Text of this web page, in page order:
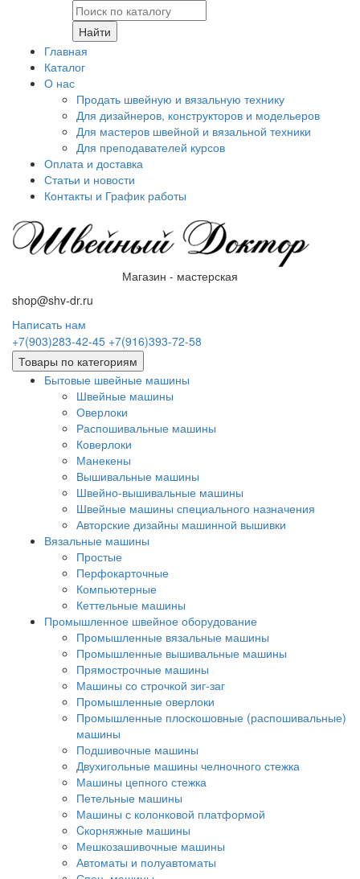
Найти
Главная
Каталог
О нас
Продать швейную и вязальную технику
Для дизайнеров, конструкторов и модельеров
Для мастеров швейной и вязальной техники
Для преподавателей курсов
Оплата и доставка
Статьи и новости
Контакты и График работы
Магазин - мастерская
shop@shv-dr.ru
Написать нам
+7(903)283-42-45 +7(916)393-72-58
Товары по категориям
Бытовые швейные машины
Швейные машины
Оверлоки
Распошивальные машины
Коверлоки
Манекены
Вышивальные машины
Швейно-вышивальные машины
Швейные машины специального назначения
Авторские дизайны машинной вышивки
Вязальные машины
Простые
Перфокарточные
Компьютерные
Кеттельные машины
Промышленное швейное оборудование
Промышленные вязальные машины
Промышленные вышивальные машины
Прямострочные машины
Машины со строчкой зиг-заг
Промышленные оверлоки
Промышленные плоскошовные (распошивальные)
машины
Подшивочные машины
Двухигольные машины челночного стежка
Машины цепного стежка
Петельные машины
Машины с колонковой платформой
Cкорняжные машины
Мешкозашивочные машины
Автоматы и полуавтоматы